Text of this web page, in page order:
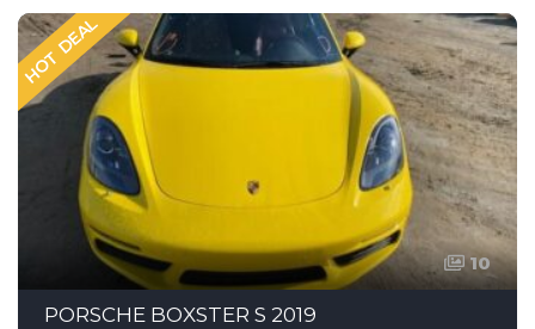
HOT DEAL
10
PORSCHE BOXSTER S 2019